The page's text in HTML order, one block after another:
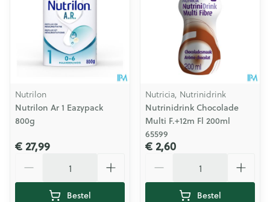
Nutrilon
Nutrilon Ar 1 Eazypack
800g
€ 27,99
Bestel
Nutricia, Nutrinidrink
Nutrinidrink Chocolade
Multi F.+12m Fl 200ml
65599
€ 2,60
Bestel